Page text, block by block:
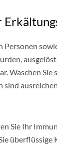
Waschen Sie
sind
Sie Ihr
überflüssige